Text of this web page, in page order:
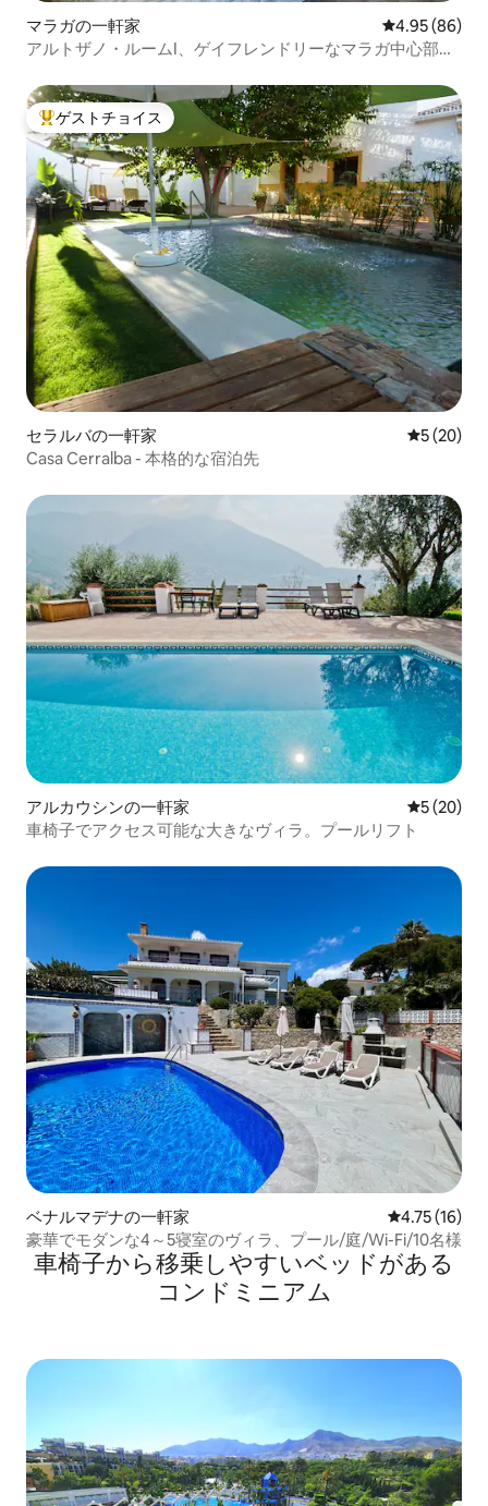
マラガの一軒家 レビュー86
4.95 (86)
アルトザノ・ルームI、ゲイフレンドリーなマラガ中心部の
大好評のゲストチョイスです。
ゲストチョイス
セラルバの一軒家 レビュー
5 (20)
Casa Cerralba - 本格的な宿泊先
アルカウシンの一軒家 レビュー
5 (20)
車椅子でアクセス可能な大きなヴィラ。プールリフト
ベナルマデナの一軒家 レビュー16
4.75 (16)
豪華でモダンな4～5寝室のヴィラ、プール/庭/Wi-Fi/10名様
車椅子から移乗しやすいベッドがある
コンドミニアム